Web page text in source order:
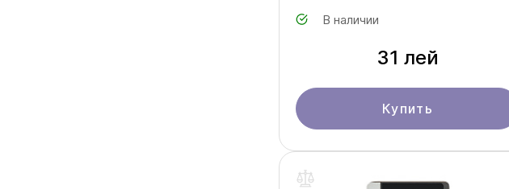
В наличии
31 лей
Купить